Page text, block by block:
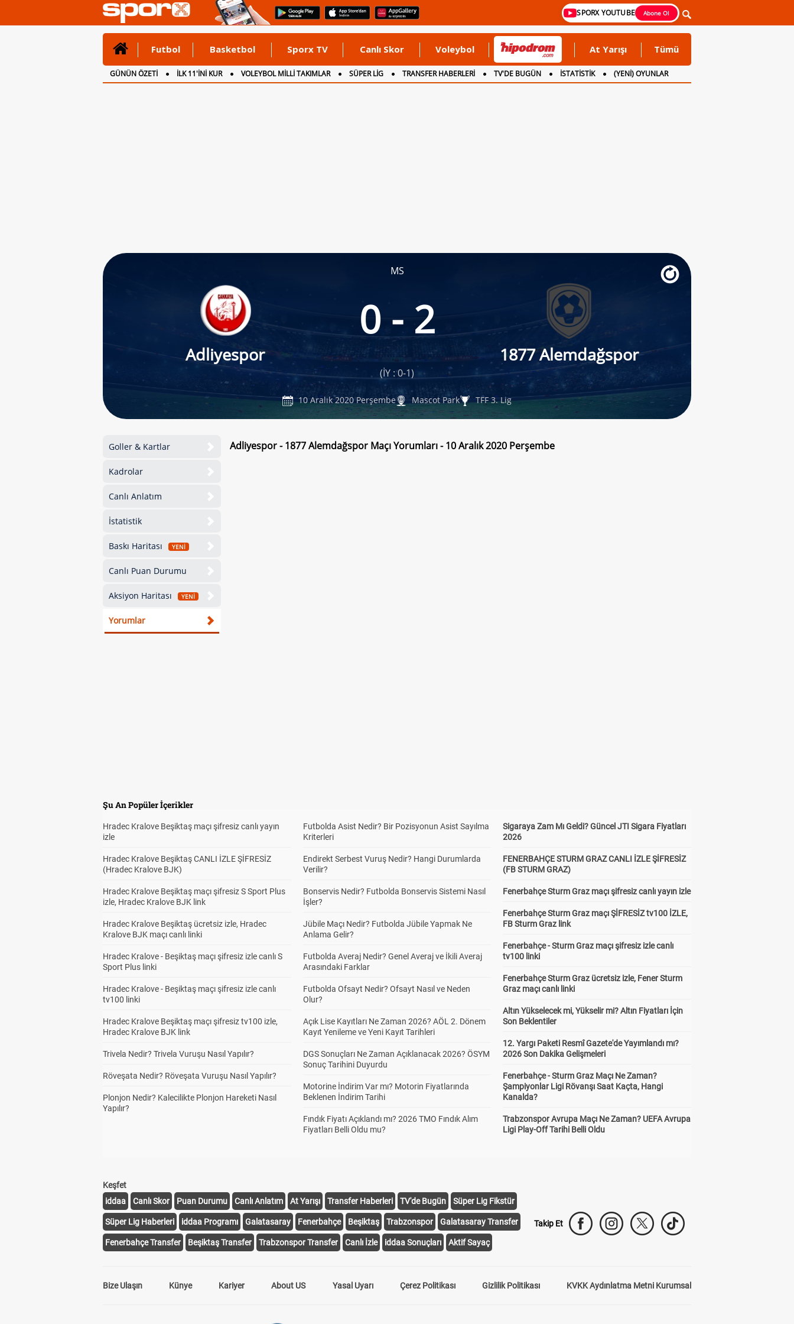
SPORX YOUTUBE Abone Ol
Futbol Basketbol Sporx TV Canlı Skor Voleybol At Yarışı Tümü
GÜNÜN ÖZETİ İLK 11'İNİ KUR VOLEYBOL MİLLİ TAKIMLAR SÜPER LİG TRANSFER HABERLERİ TV'DE BUGÜN İSTATİSTİK
(YENİ) OYUNLAR
CANLI ANLATIM
İNGİLTERE
MS
Adliyespor
0 - 2
1877 Alemdağspor
(İY : 0-1)
10 Aralık 2020 Perşembe Mascot Park TFF 3. Lig
Goller & Kartlar
Kadrolar
Canlı Anlatım
İstatistik
Baskı Haritası YENİ
Canlı Puan Durumu
Aksiyon Haritası YENİ
Yorumlar
Adliyespor - 1877 Alemdağspor Maçı Yorumları - 10 Aralık 2020 Perşembe
Şu An Popüler İçerikler
Hradec Kralove Beşiktaş maçı şifresiz canlı yayın
izle
Hradec Kralove Beşiktaş CANLI İZLE ŞİFRESİZ
(Hradec Kralove BJK)
Hradec Kralove Beşiktaş maçı şifresiz S Sport Plus
izle, Hradec Kralove BJK link
Hradec Kralove Beşiktaş ücretsiz izle, Hradec
Kralove BJK maçı canlı linki
Hradec Kralove - Beşiktaş maçı şifresiz izle canlı S
Sport Plus linki
Hradec Kralove - Beşiktaş maçı şifresiz izle canlı
tv100 linki
Hradec Kralove Beşiktaş maçı şifresiz tv100 izle,
Hradec Kralove BJK link
Trivela Nedir? Trivela Vuruşu Nasıl Yapılır?
Röveşata Nedir? Röveşata Vuruşu Nasıl Yapılır?
Plonjon Nedir? Kalecilikte Plonjon Hareketi Nasıl
Yapılır?
Futbolda Asist Nedir? Bir Pozisyonun Asist Sayılma
Kriterleri
Endirekt Serbest Vuruş Nedir? Hangi Durumlarda
Verilir?
Bonservis Nedir? Futbolda Bonservis Sistemi Nasıl
İşler?
Jübile Maçı Nedir? Futbolda Jübile Yapmak Ne
Anlama Gelir?
Futbolda Averaj Nedir? Genel Averaj ve İkili Averaj
Arasındaki Farklar
Futbolda Ofsayt Nedir? Ofsayt Nasıl ve Neden
Olur?
Açık Lise Kayıtları Ne Zaman 2026? AÖL 2. Dönem
Kayıt Yenileme ve Yeni Kayıt Tarihleri
DGS Sonuçları Ne Zaman Açıklanacak 2026? ÖSYM
Sonuç Tarihini Duyurdu
Motorine İndirim Var mı? Motorin Fiyatlarında
Beklenen İndirim Tarihi
Fındık Fiyatı Açıklandı mı? 2026 TMO Fındık Alım
Fiyatları Belli Oldu mu?
Sigaraya Zam Mı Geldi? Güncel JTI Sigara Fiyatları
2026
FENERBAHÇE STURM GRAZ CANLI İZLE ŞİFRESİZ
(FB STURM GRAZ)
Fenerbahçe Sturm Graz maçı şifresiz canlı yayın izle
Fenerbahçe Sturm Graz maçı ŞİFRESİZ tv100 İZLE,
FB Sturm Graz link
Fenerbahçe - Sturm Graz maçı şifresiz izle canlı
tv100 linki
Fenerbahçe Sturm Graz ücretsiz izle, Fener Sturm
Graz maçı canlı linki
Altın Yükselecek mi, Yükselir mi? Altın Fiyatları İçin
Son Beklentiler
12. Yargı Paketi Resmî Gazete'de Yayımlandı mı?
2026 Son Dakika Gelişmeleri
Fenerbahçe - Sturm Graz Maçı Ne Zaman?
Şampiyonlar Ligi Rövanşı Saat Kaçta, Hangi
Kanalda?
Trabzonspor Avrupa Maçı Ne Zaman? UEFA Avrupa
Ligi Play-Off Tarihi Belli Oldu
Keşfet
iddaa
Canlı Skor Puan Durumu Canlı Anlatım At Yarışı Transfer Haberleri TV'de Bugün Süper Lig Fikstür
Süper Lig Haberleri iddaa Programı Galatasaray Fenerbahçe Beşiktaş Trabzonspor Galatasaray Transfer
Fenerbahçe Transfer Beşiktaş Transfer Trabzonspor Transfer Canlı İzle iddaa Sonuçları Aktif Sayaç
Takip Et
Bize Ulaşın Künye Kariyer About US Yasal Uyarı Çerez Politikası Gizlilik Politikası KVKK Aydınlatma Metni Kurumsal